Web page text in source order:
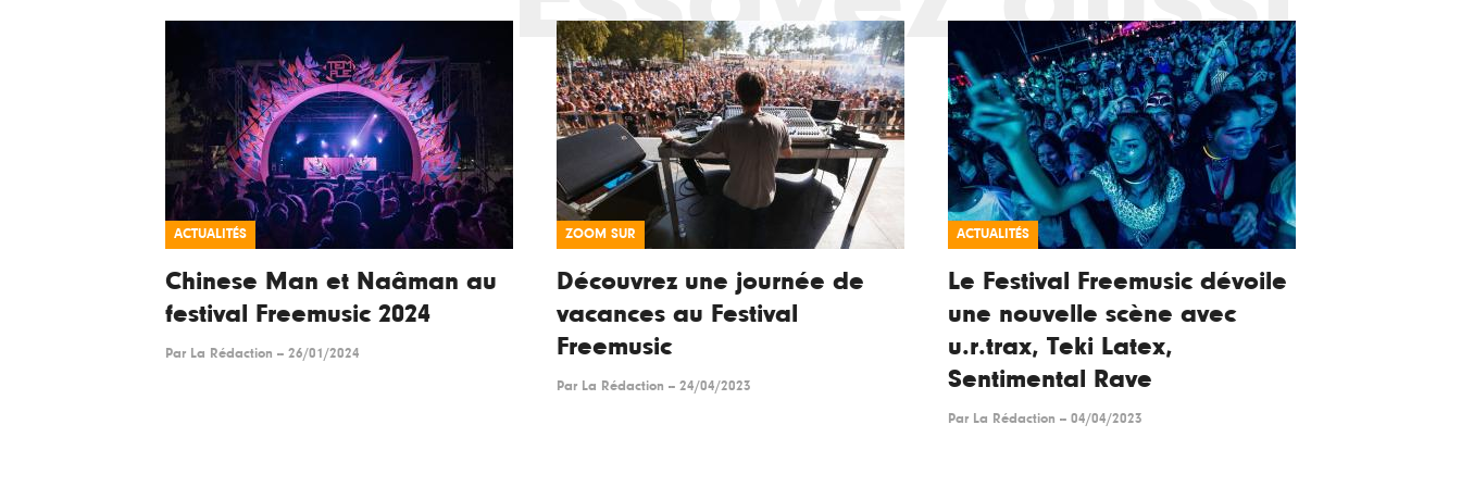
ACTUALITÉS
Chinese Man et Naâman au
festival Freemusic 2024
Par La Rédaction -- 26/01/2024
ZOOM SUR
Découvrez une journée de
vacances au Festival
Freemusic
Par La Rédaction -- 24/04/2023
ACTUALITÉS
Le Festival Freemusic dévoile
une nouvelle scène avec
u.r.trax, Teki Latex,
Sentimental Rave
Par La Rédaction -- 04/04/2023